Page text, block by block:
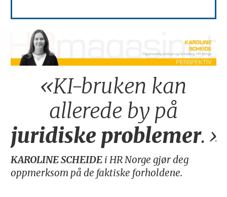
«KI-bruken kan
allerede by på
juridiske problemer.»
KAROLINE SCHEIDEi HR Norge gjør deg
oppmerksom på de faktiske forholdene.